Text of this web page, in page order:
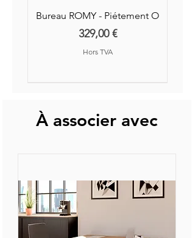
Bureau ROMY - Piétement O
Prix
329,00 €
Hors TVA
À associer avec